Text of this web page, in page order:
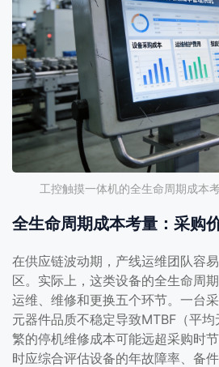
工控触摸一体机的全生命周期成本
全生命周期成本考量：采购
在供应链波动期，产线运维团队容
区。实际上，这类设备的全生命周
运维、维修和更换五个环节。一台
元器件品质不稳定导致MTBF（平
繁的停机维修成本可能远超采购时
时应综合评估设备的年故障率、备